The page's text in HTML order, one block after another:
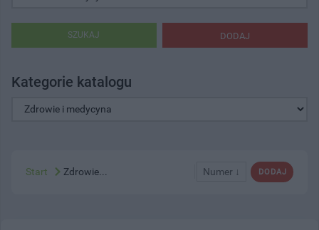
DODAJ
SZUKAJ
Kategorie katalogu
DODAJ
Numer ↓
Start Zdrowie...